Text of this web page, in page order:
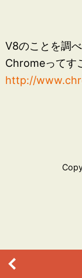
V8のことを調
Chromeってす
http://